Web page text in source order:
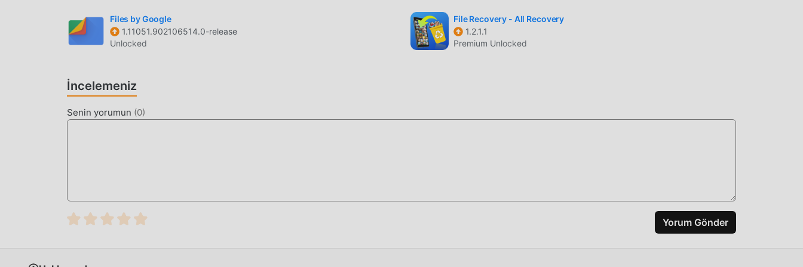
Files by Google
1.11051.902106514.0-release
Unlocked
File Recovery - All Recovery
1.2.1.1
Premium Unlocked
İncelemeniz
Senin yorumun (0)
Yorum Gönder